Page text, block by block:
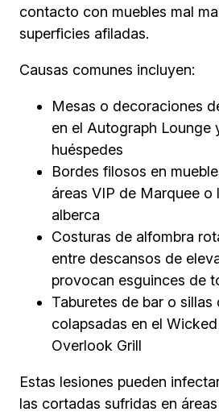
contacto con muebles mal
superficies afiladas.
Causas comunes incluyen:
Mesas o decoraciones
en el Autograph Lounge
huéspedes
Bordes filosos en
áreas VIP de Marquee o
alberca
Costuras de alfombra
entre descansos de
provocan esguinces de
Taburetes de bar o
colapsadas en el
Overlook Grill
Estas lesiones pueden
las cortadas sufridas en